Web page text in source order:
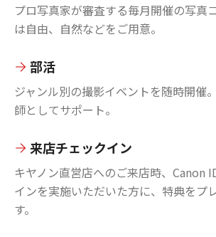
プロ写真家が審査する毎月開催の写真
は自由、自然などをご用意。
部活
ジャンル別の撮影イベントを随時開催
師としてサポート。
来店チェックイン
キヤノン直営店へのご来店時、Canon
インを実施いただいた方に、特典をプ
す。